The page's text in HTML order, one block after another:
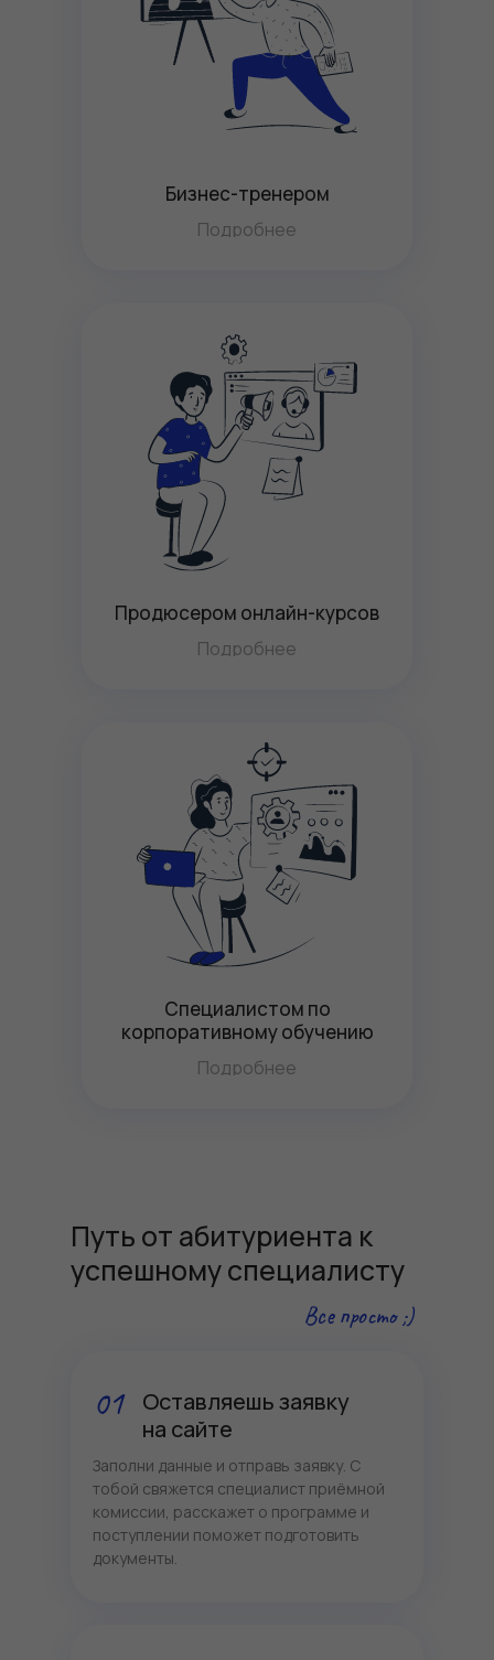
Бизнес-тренером
Подробнее
Продюсером онлайн-курсов
Подробнее
Специалистом по
корпоративному обучению
Подробнее
Путь от абитуриента к
успешному специалисту
01
Оставляешь заявку
на сайте
Заполни данные и отправь заявку. С
тобой свяжется специалист приёмной
комиссии, расскажет о программе и
поступлении поможет подготовить
документы.
Все просто ;)